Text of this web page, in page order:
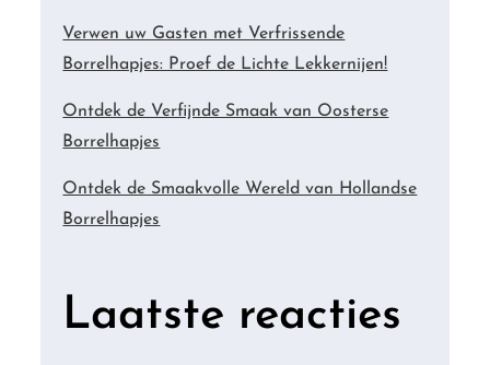
Verwen uw Gasten met Verfrissende
Borrelhapjes: Proef de Lichte Lekkernijen!
Ontdek de Verfijnde Smaak van Oosterse
Borrelhapjes
Ontdek de Smaakvolle Wereld van Hollandse
Borrelhapjes
Laatste reacties